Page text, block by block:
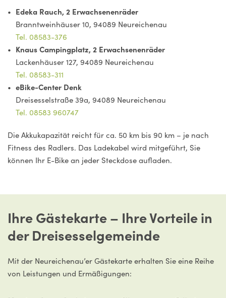
Edeka Rauch, 2 Erwachsenenräder
Branntweinhäuser 10, 94089 Neureichenau
Tel. 08583-376
Knaus Campingplatz, 2 Erwachsenenräder
Lackenhäuser 127, 94089 Neureichenau
Tel. 08583-311
eBike-Center Denk
Dreisesselstraße 39a, 94089 Neureichenau
Tel. 08583 960747
Die Akkukapazität reicht für ca. 50 km bis 90 km – je nach
Fitness des Radlers. Das Ladekabel wird mitgeführt, Sie
können Ihr E-Bike an jeder Steckdose aufladen.
Ihre Gästekarte – Ihre Vorteile in
der Dreisesselgemeinde
Mit der Neureichenau’er Gästekarte erhalten Sie eine Reihe
von Leistungen und Ermäßigungen: